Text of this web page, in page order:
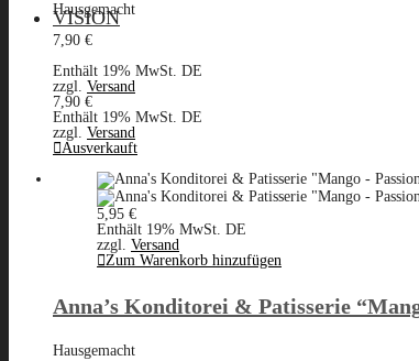
VISION
Hausgemacht
7,90 €
Enthält 19% MwSt. DE
zzgl. Versand
7,90 €
Enthält 19% MwSt. DE
zzgl. Versand
Ausverkauft
5,95 €
Enthält 19% MwSt. DE
zzgl. Versand
Zum Warenkorb hinzufügen
Anna’s Konditorei & Patisserie
Hausgemacht